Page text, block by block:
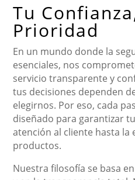
Tu
Prioridad
En un mundo donde la
esenciales, nos
servicio transparente y
tus decisiones dependen
elegirnos. Por eso, cada
diseñado para garantizar
atención al cliente hasta
productos.
Nuestra filosofía se basa